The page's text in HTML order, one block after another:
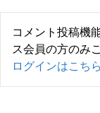
コメント投稿機
ス会員の方のみ
ログインはこちら